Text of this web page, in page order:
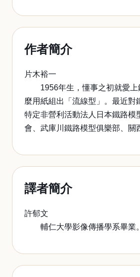
作者簡介
片木裕一
1956年生，懂事之初就愛上鐵
麼用紙組出「流線型」。最近
特定非營利活動法人日本鐵路模
會、武庫川鐵路模型俱樂部、關
譯者簡介
許郁文
輔仁大學影像傳播學系畢業。